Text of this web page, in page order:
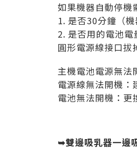
如果機器自動停機
1. 是否30分鐘（
2. 是否用的電池
圓形電源線接口拔
主機電池電源無法
電源線無法開機：
電池無法開機：更
➥雙邊吸乳器一邊